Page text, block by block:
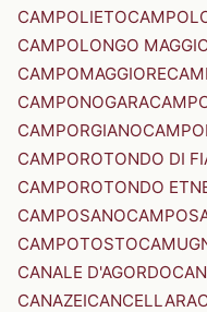
CAMPOLIETO
CAMPOLONGO
CAMPOMAGGIORE
CAMPONOGARA
CAMPORGIANO
CAMPOROTONDO DI
CAMPOROTONDO
CAMPOSANO
CAMPOTOSTO
CANALE D'AGORDO
CANAZEICANCELLARA